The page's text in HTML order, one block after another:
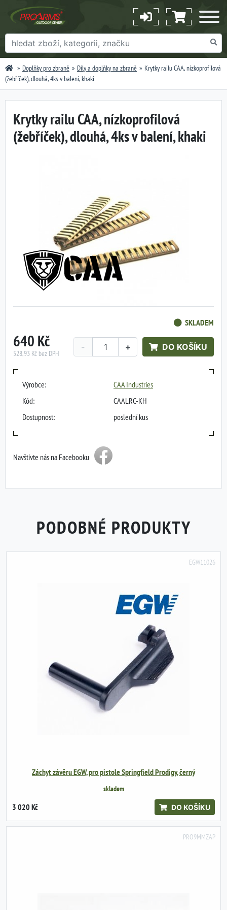
Doplňky pro zbraně Díly a doplňky na zbraně
Krytky railu CAA, nízkoprofilová
(žebříček), dlouhá, 4ks v balení, khaki
Krytky railu CAA, nízkoprofilová
(žebříček), dlouhá, 4ks v balení, khaki
SKLADEM
640 Kč
528,93 Kč bez DPH
+
- DO KOŠÍKU
Výrobce:
CAA Industries
Kód:
CAALRC-KH
Dostupnost:
poslední kus
Navštivte nás na Facebooku
PODOBNÉ PRODUKTY
EGW11026
Záchyt závěru EGW, pro pistole Springfield Prodigy, černý
skladem
3 020 Kč DO KOŠÍKU
PRO9MMZAP